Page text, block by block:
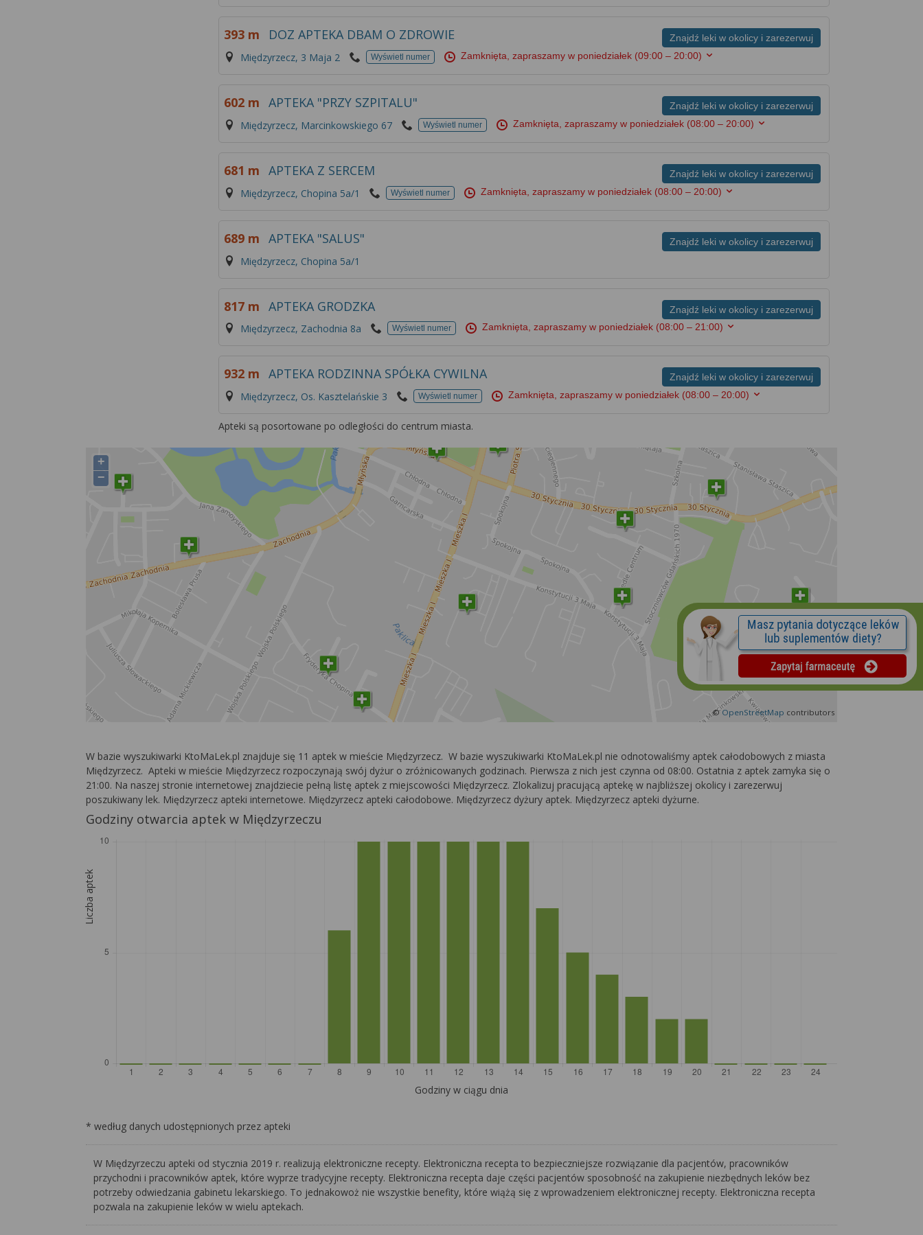
Znajdź leki w okolicy i zarezerwuj
393 m DOZ APTEKA DBAM O ZDROWIE
Międzyrzecz, 3 Maja 2 Wyświetl numer Zamknięta, zapraszamy w poniedziałek (09:00 – 20:00)
Znajdź leki w okolicy i zarezerwuj
602 m APTEKA "PRZY SZPITALU"
Międzyrzecz, Marcinkowskiego 67 Wyświetl numer Zamknięta, zapraszamy w poniedziałek (08:00 – 20:00)
Znajdź leki w okolicy i zarezerwuj
681 m APTEKA Z SERCEM
Międzyrzecz, Chopina 5a/1 Wyświetl numer Zamknięta, zapraszamy w poniedziałek (08:00 – 20:00)
Znajdź leki w okolicy i zarezerwuj
689 m APTEKA "SALUS"
Międzyrzecz, Chopina 5a/1
Znajdź leki w okolicy i zarezerwuj
817 m APTEKA GRODZKA
Międzyrzecz, Zachodnia 8a Wyświetl numer Zamknięta, zapraszamy w poniedziałek (08:00 – 21:00)
Znajdź leki w okolicy i zarezerwuj
932 m APTEKA RODZINNA SPÓŁKA CYWILNA
Międzyrzecz, Os. Kasztelańskie 3 Wyświetl numer Zamknięta, zapraszamy w poniedziałek (08:00 – 20:00)
Apteki są posortowane po odległości do centrum miasta.
+
−
©OpenStreetMap contributors
W bazie wyszukiwarki KtoMaLek.pl znajduje się 11 aptek w mieście Międzyrzecz. W bazie wyszukiwarki KtoMaLek.pl nie odnotowaliśmy aptek całodobowych z miasta
Międzyrzecz. Apteki w mieście Międzyrzecz rozpoczynają swój dyżur o zróżnicowanych godzinach. Pierwsza z nich jest czynna od 08:00. Ostatnia z aptek zamyka się o
21:00. Na naszej stronie internetowej znajdziecie pełną listę aptek z miejscowości Międzyrzecz. Zlokalizuj pracującą aptekę w najbliższej okolicy i zarezerwuj
poszukiwany lek. Międzyrzecz apteki internetowe. Międzyrzecz apteki całodobowe. Międzyrzecz dyżury aptek. Międzyrzecz apteki dyżurne.
Godziny otwarcia aptek w Międzyrzeczu
Liczba aptek
Godziny w ciągu dnia
* według danych udostępnionych przez apteki
W Międzyrzeczu apteki od stycznia 2019 r. realizują elektroniczne recepty. Elektroniczna recepta to bezpieczniejsze rozwiązanie dla pacjentów, pracowników
przychodni i pracowników aptek, które wyprze tradycyjne recepty. Elektroniczna recepta daje części pacjentów sposobność na zakupienie niezbędnych leków bez
potrzeby odwiedzania gabinetu lekarskiego. To jednakowoż nie wszystkie benefity, które wiążą się z wprowadzeniem elektronicznej recepty. Elektroniczna recepta
pozwala na zakupienie leków w wielu aptekach.